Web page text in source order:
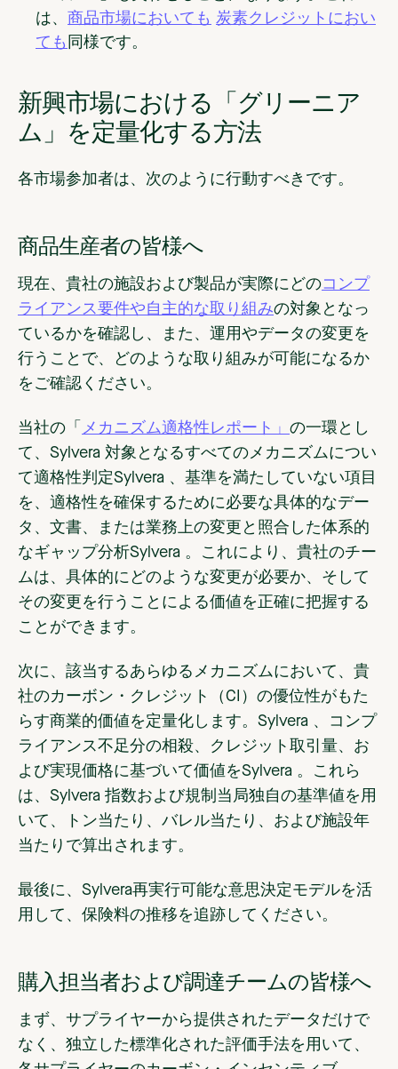
は、 商品市場においても 炭素クレジットにおい
ても 同様です。
新興市場における「グリーニア
ム」を定量化する方法
各市場参加者は、次のように行動すべきです。
商品生産者の皆様へ
現在、貴社の施設および製品が実際にどのコンプ
ライアンス要件や自主的な取り組みの対象となっ
ているかを確認し、また、運用やデータの変更を
行うことで、どのような取り組みが可能になるか
をご確認ください。
当社の「 メカニズム適格性レポート」 の一環とし
て、Sylvera 対象となるすべてのメカニズムについ
て適格性判定Sylvera 、基準を満たしていない項目
を、適格性を確保するために必要な具体的なデー
タ、文書、または業務上の変更と照合した体系的
なギャップ分析Sylvera 。これにより、貴社のチー
ムは、具体的にどのような変更が必要か、そして
その変更を行うことによる価値を正確に把握する
ことができます。
次に、該当するあらゆるメカニズムにおいて、貴
社のカーボン・クレジット（CI）の優位性がもた
らす商業的価値を定量化します。Sylvera 、コンプ
ライアンス不足分の相殺、クレジット取引量、お
よび実現価格に基づいて価値をSylvera 。これら
は、Sylvera 指数および規制当局独自の基準値を用
いて、トン当たり、バレル当たり、および施設年
当たりで算出されます。
最後に、Sylvera再実行可能な意思決定モデルを活
用して、保険料の推移を追跡してください。
購入担当者および調達チームの皆様へ
まず、サプライヤーから提供されたデータだけで
なく、独立した標準化された評価手法を用いて、